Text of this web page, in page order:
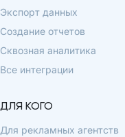
Экспорт данных
Создание отчетов
Сквозная аналитика
Все интеграции
ДЛЯ КОГО
Для рекламных агентств